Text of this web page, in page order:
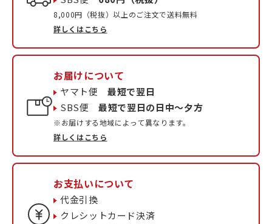
8,000円（税抜）以上のご注文で送料無料
詳しくはこちら
お届けについて
ヤマト便最短で翌日
SBS便最短で翌日の日中〜夕方
※お届けする地域によって異なります。
詳しくはこちら
お支払いについて
代金引換
クレシットカード決済